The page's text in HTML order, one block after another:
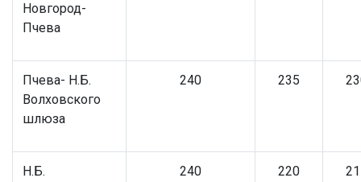
Новгород-
Пчева
Пчева- Н.Б.
Волховского
шлюза
240 235
Н.Б.
240 220